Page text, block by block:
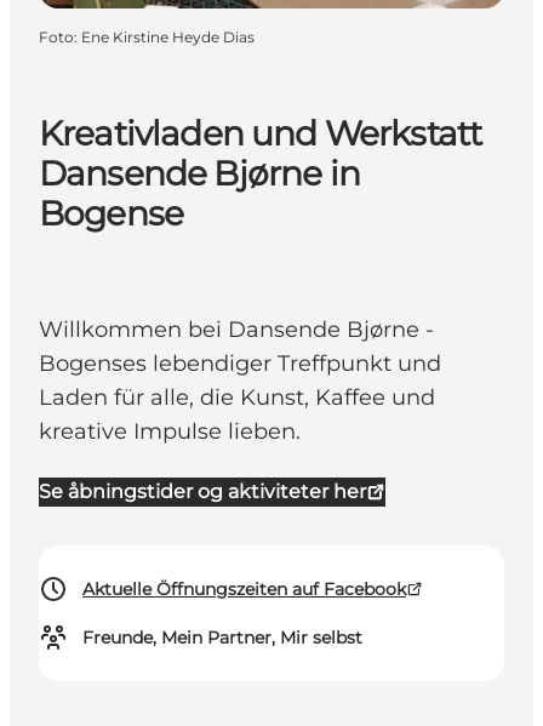
Kreativladen und Werkstatt
Dansende Bjørne in
Bogense
Willkommen bei Dansende Bjørne -
Bogenses lebendiger Treffpunkt und
Laden für alle, die Kunst, Kaffee und
kreative Impulse lieben.
Se åbningstider og aktiviteter her
Aktuelle Öffnungszeiten auf Facebook
Freunde, Mein Partner, Mir selbst
Foto: Ene Kirstine Heyde Dias